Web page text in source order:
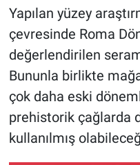
Yapılan yüzey
çevresinde Roma
değerlendirilen
Bununla birlikte
çok daha eski
prehistorik çağlarda
kullanılmış